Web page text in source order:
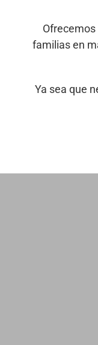
familias en
Ya sea que